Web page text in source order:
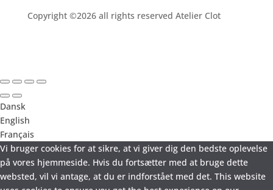
Copyright ©2026 all rights reserved Atelier Clot
Dansk
English
Français
Vi bruger cookies for at sikre, at vi giver dig den bedste oplevelse
på vores hjemmeside. Hvis du fortsætter med at bruge dette
websted, vil vi antage, at du er indforstået med det. This website